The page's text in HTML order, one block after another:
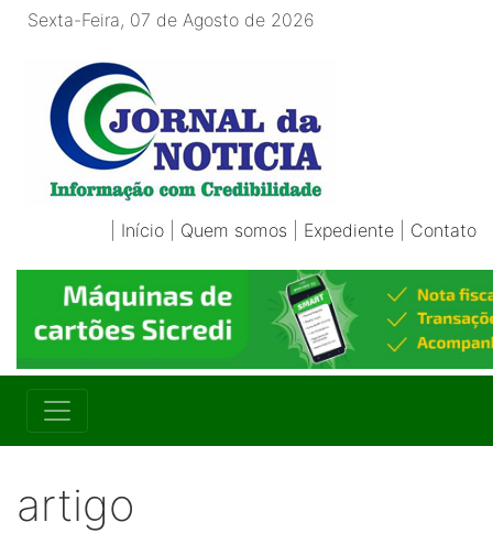
Sexta-Feira, 07 de Agosto de 2026
Início Quem somos Expediente Contato
artigo